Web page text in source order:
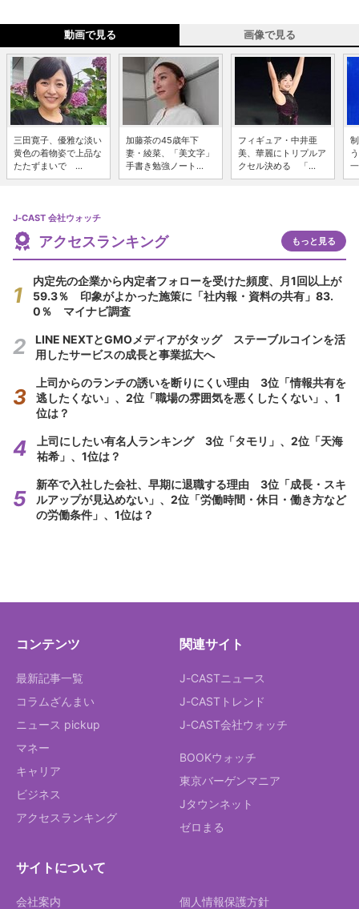
動画で見る 画像で見る
三田寛子、優雅な淡い
黄色の着物姿で上品な
たたずまいで ...
加藤茶の45歳年下
妻・綾菜、「美文字」
手書き勉強ノート...
フィギュア・中井亜
美、華麗にトリプルア
クセル決める 「...
J-CAST 会社ウォッチ
アクセスランキング もっと見る
内定先の企業から内定者フォローを受けた頻度、月1回以上が
59.3％ 印象がよかった施策に「社内報・資料の共有」83.
0％ マイナビ調査
LINE NEXTとGMOメディアがタッグ ステーブルコインを活
用したサービスの成長と事業拡大へ
上司からのランチの誘いを断りにくい理由 3位「情報共有を
逃したくない」、2位「職場の雰囲気を悪くしたくない」、1
位は？
上司にしたい有名人ランキング 3位「タモリ」、2位「天海
祐希」、1位は？
新卒で入社した会社、早期に退職する理由 3位「成長・スキ
ルアップが見込めない」、2位「労働時間・休日・働き方など
の労働条件」、1位は？
コンテンツ
最新記事一覧
コラムざんまい
ニュース pickup
マネー
キャリア
ビジネス
アクセスランキング
関連サイト
J-CASTニュース
J-CASTトレンド
J-CAST会社ウォッチ
BOOKウォッチ
東京バーゲンマニア
Jタウンネット
ゼロまる
サイトについて
会社案内 個人情報保護方針